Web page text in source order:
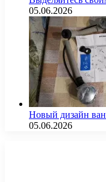
05.06.2026
Новый дизайн
05.06.2026